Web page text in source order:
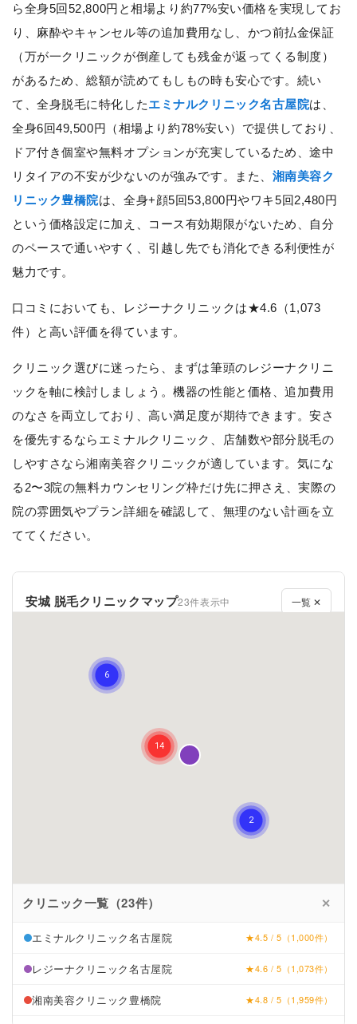
ら全身5回52,800円と相場より約77%安い価格を実現してお
り、麻酔やキャンセル等の追加費用なし、かつ前払金保証
（万が一クリニックが倒産しても残金が返ってくる制度）
があるため、総額が読めてもしもの時も安心です。続い
て、全身脱毛に特化したエミナルクリニック名古屋院は、
全身6回49,500円（相場より約78%安い）で提供しており、
ドア付き個室や無料オプションが充実しているため、途中
リタイアの不安が少ないのが強みです。また、 湘南美容ク
リニック豊橋院は、全身+顔5回53,800円やワキ5回2,480円
という価格設定に加え、コース有効期限がないため、自分
のペースで通いやすく、引越し先でも消化できる利便性が
魅力です。
口コミにおいても、レジーナクリニックは★4.6（1,073
件）と高い評価を得ています。
クリニック選びに迷ったら、まずは筆頭のレジーナクリニ
ックを軸に検討しましょう。機器の性能と価格、追加費用
のなさを両立しており、高い満足度が期待できます。安さ
を優先するならエミナルクリニック、店舗数や部分脱毛の
しやすさなら湘南美容クリニックが適しています。気にな
る2〜3院の無料カウンセリング枠だけ先に押さえ、実際の
院の雰囲気やプラン詳細を確認して、無理のない計画を立
ててください。
安城 脱毛クリニックマップ23件表示中 一覧 ✕
クリニック一覧（23件） ✕
エミナルクリニック名古屋院 ★4.5 / 5（1,000件）
レジーナクリニック名古屋院 ★4.6 / 5（1,073件）
湘南美容クリニック豊橋院 ★4.8 / 5（1,959件）